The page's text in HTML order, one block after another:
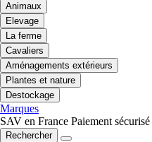
Animaux
Elevage
La ferme
Cavaliers
Aménagements extérieurs
Plantes et nature
Destockage
Marques
SAV en France Paiement sécurisé
Rechercher